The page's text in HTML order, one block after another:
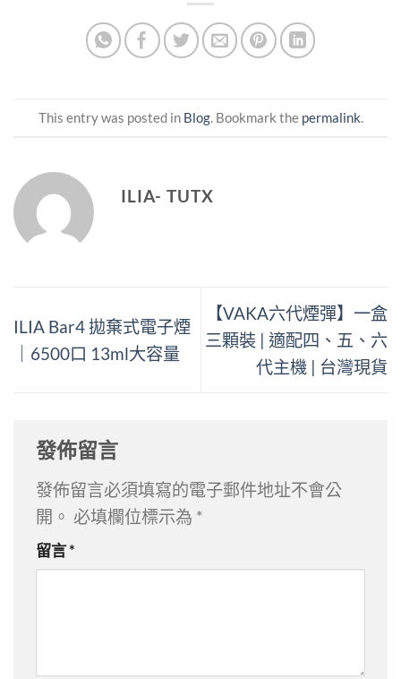
This entry was posted in Blog. Bookmark the permalink
ILIA- TUTX
ILIA Bar4 拋棄式電子煙
｜6500口 13ml大容量
【VAKA六代煙彈】一盒
三顆裝 | 適配四、五、六
代主機 | 台灣現貨
發佈留言
發佈留言必須填寫的電子郵件地址不會公
開。 必填欄位標示為 *
留言*